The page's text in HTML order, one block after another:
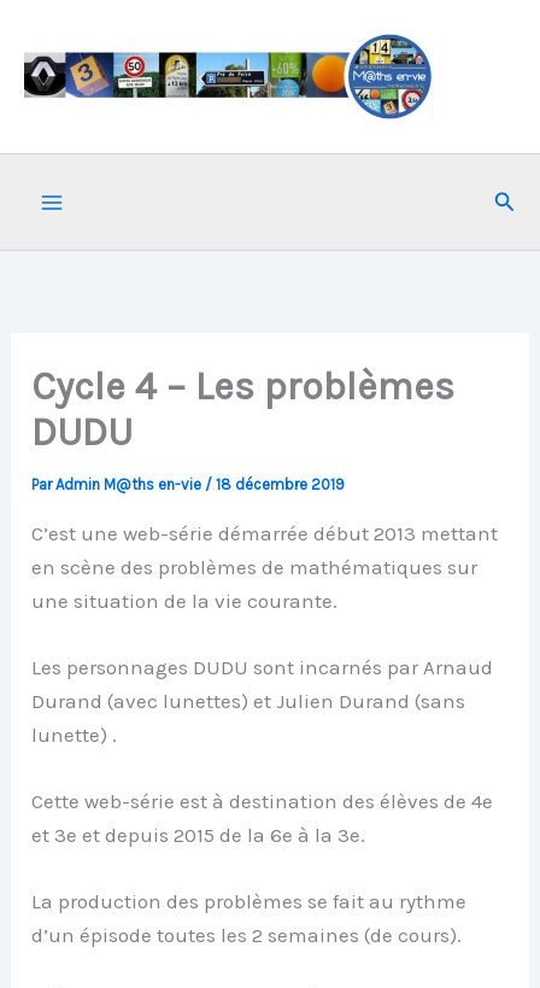
contenu
Cycle 4 – Les problèmes
DUDU
ParAdmin M@ths en-vie /18 décembre 2019
C’est une web-série démarrée début 2013 mettant
en scène des problèmes de mathématiques sur
une situation de la vie courante.
Les personnages DUDU sont incarnés par Arnaud
Durand (avec lunettes) et Julien Durand (sans
lunette) .
Cette web-série est à destination des élèves de 4e
et 3e et depuis 2015 de la 6e à la 3e.
La production des problèmes se fait au rythme
d’un épisode toutes les 2 semaines (de cours).